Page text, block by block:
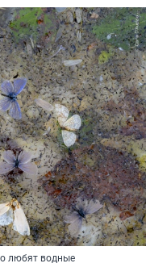
любят водные